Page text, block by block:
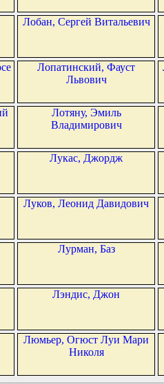
Лобан, Сергей Витальевич
Лопатинский, Фауст
Львович
Лотяну, Эмиль
Владимирович
Лукас, Джордж
Луков, Леонид Давидович
Лурман, Баз
Лэндис, Джон
Люмьер, Огюст Луи Мари
Николя